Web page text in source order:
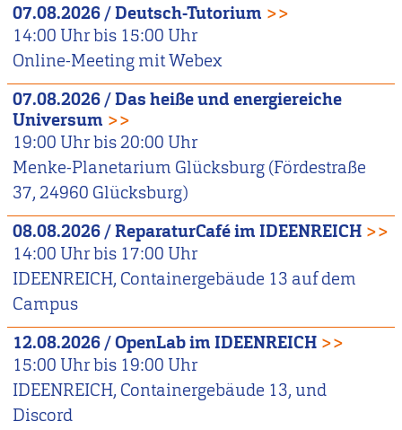
07.08.2026/Deutsch-Tutorium >>
14:00 Uhr bis 15:00 Uhr
Online-Meeting mit Webex
07.08.2026/Das heiße und energiereiche
Universum >>
19:00 Uhr bis20:00 Uhr
Menke-Planetarium Glücksburg (Fördestraße
37, 24960 Glücksburg)
08.08.2026/ReparaturCafé im IDEENREICH >>
14:00 Uhr bis 17:00 Uhr
IDEENREICH, Containergebäude 13 auf dem
Campus
12.08.2026/OpenLab im IDEENREICH >>
15:00 Uhr bis 19:00 Uhr
IDEENREICH, Containergebäude 13, und
Discord